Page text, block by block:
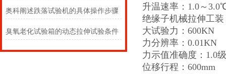
奥科阐述跌落试验机的具体操作步骤
臭氧老化试验箱的动态拉伸试验条件
升温速率：1.0～
绝缘子机械拉伸工
大试验力：600KN
力分辨率：0.01KN
力示值准确度：1.0级
位移行程：600mm